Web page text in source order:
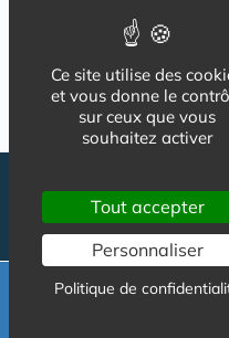
Demande de
gratuit et
Ce site utilise des
et vous donne le
sur ceux que vous
souhaitez activer
Tout accepter
Personnaliser
Politique de